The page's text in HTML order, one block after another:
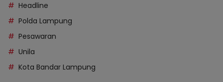
Headline
Polda Lampung
Pesawaran
Unila
Kota Bandar Lampung